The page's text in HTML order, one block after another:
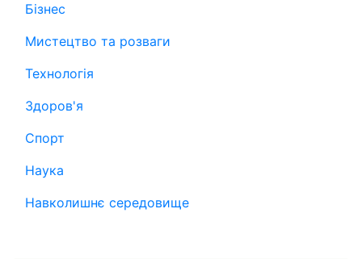
Бізнес
Мистецтво та розваги
Технологія
Здоров'я
Спорт
Наука
Навколишнє середовище